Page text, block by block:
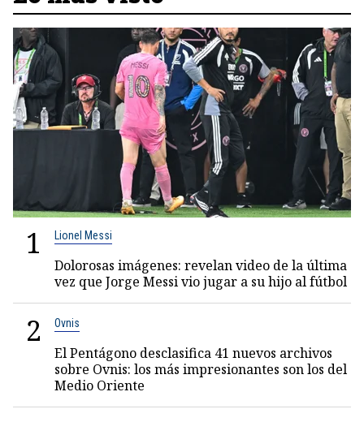
1 Lionel Messi
Dolorosas imágenes: revelan video de la última
vez que Jorge Messi vio jugar a su hijo al fútbol
2 Ovnis
El Pentágono desclasifica 41 nuevos archivos
sobre Ovnis: los más impresionantes son los del
Medio Oriente